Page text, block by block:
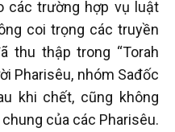
các trường hợp vụ luật
coi trọng các truyền
thu thập trong “Torah
Pharisêu, nhóm Sađốc
khi chết, cũng không
của các Pharisêu.